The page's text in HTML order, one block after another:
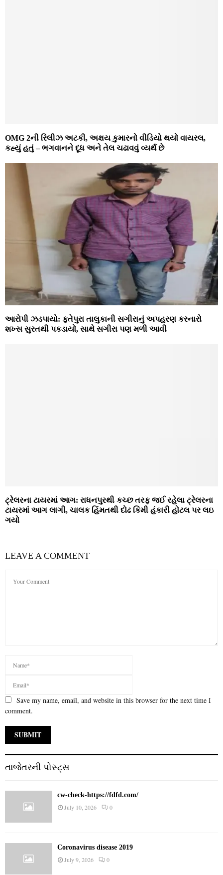
OMG 2ની રિલીઝ અટકી, અક્ષય કુમારનો વીડિયો થયો વાયરલ,
કહ્યું હતું – ભગવાનને દૂધ અને તેલ ચઢાવવું વ્યર્થ છે
આરોપી ઝડપાયો: ફતેપુરા તાલુકાની સગીરાનું અપહરણ કરનારો
શખ્સ સુરતથી પકડાયો, સાથે સગીરા પણ મળી આવી
ટ્રેલરના ટાયરમાં આગ: રાધનપુરથી કચ્છ તરફ જઈ રહેલા ટ્રેલરના
ટાયરમાં આગ લાગી, ચાલક હિંમતથી દોઢ કિમી હંકારી હોટલ પર લઇ
ગયો
LEAVE A COMMENT
Save my name, email, and website in this browser for the next time I
comment.
તાજેતરની પોસ્ટ્સ
cw-check-https://fdfd.com/
July 10, 2026 0
Coronavirus disease 2019
July 9, 2026 0